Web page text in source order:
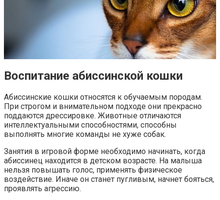
Воспитание абиссинской кошки
Абиссинские кошки относятся к обучаемым породам.
При строгом и внимательном подходе они прекрасно
поддаются дрессировке. Животные отличаются
интеллектуальными способностями, способны
выполнять многие команды не хуже собак.
Занятия в игровой форме необходимо начинать, когда
абиссинец находится в детском возрасте. На малыша
нельзя повышать голос, применять физическое
воздействие. Иначе он станет пугливым, начнет бояться,
проявлять агрессию.